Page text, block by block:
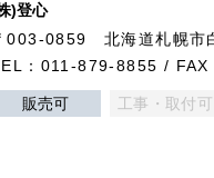
)登心
003-0859 北海道札幌市
：011-879-8855 /
販売可 工事・取付可